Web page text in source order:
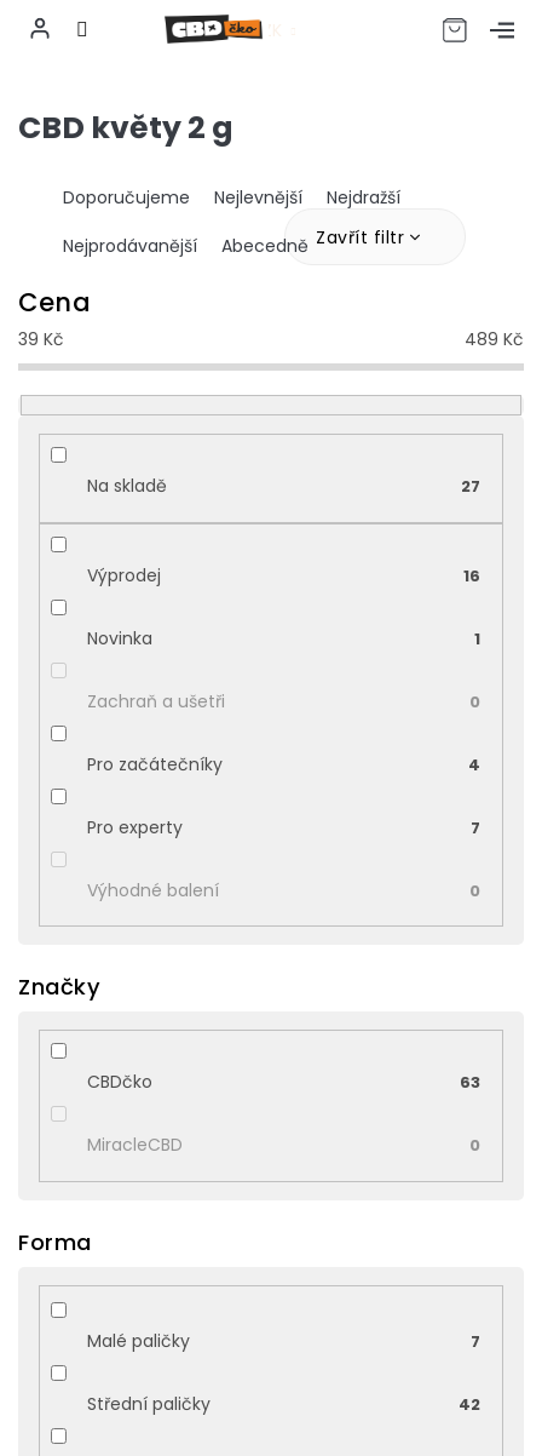
obsah
CZK
CBD květy 2 g
Ř
a
n
í
p
r
o
d
u
ů
Doporučujeme Nejlevnější
Nejdražší
Nejprodávanější
Abecedně Zavřít filtr
Cena
39 Kč 489 Kč
Na skladě 27
Výprodej 16
Novinka 1
Zachraň a ušetři 0
Pro začátečníky 4
Pro experty 7
Výhodné balení 0
Značky
CBDčko 63
MiracleCBD 0
Forma
Malé paličky 7
Střední paličky 42